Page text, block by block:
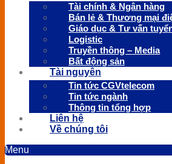
Tài chính & Ngân hàng
Bán lẻ & Thương mại
Giáo dục & Tư vấn
Logistic
Truyền thông – Media
Bất động sản
Tài nguyên
Tin tức CGVtelecom
Tin tức ngành
Thông tin tổng hợp
Liên hệ
Về chúng tôi
Menu